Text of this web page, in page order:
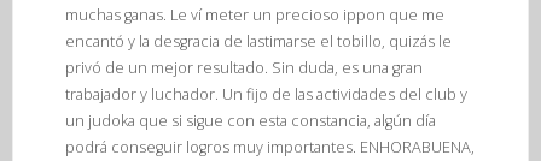
muchas ganas. Le ví meter un precioso ippon que me
encantó y la desgracia de lastimarse el tobillo, quizás le
privó de un mejor resultado. Sin duda, es una gran
trabajador y luchador. Un fijo de las actividades del club y
un judoka que si sigue con esta constancia, algún día
podrá conseguir logros muy importantes. ENHORABUENA,